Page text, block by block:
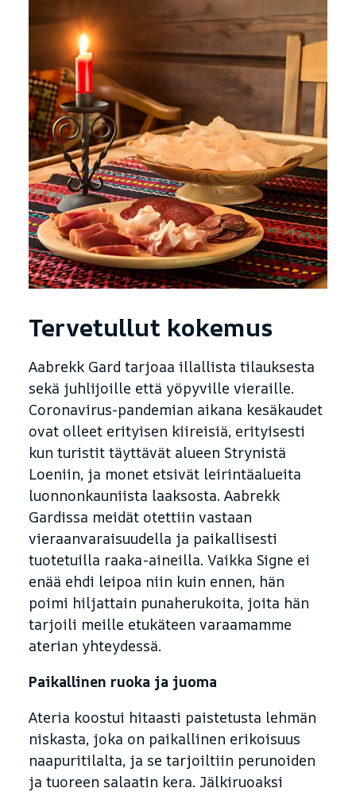
Tervetullut kokemus
Aabrekk Gard tarjoaa illallista tilauksesta
sekä juhlijoille että yöpyville vieraille.
Coronavirus-pandemian aikana kesäkaudet
ovat olleet erityisen kiireisiä, erityisesti
kun turistit täyttävät alueen Strynistä
Loeniin, ja monet etsivät leirintäalueita
luonnonkauniista laaksosta. Aabrekk
Gardissa meidät otettiin vastaan
vieraanvaraisuudella ja paikallisesti
tuotetuilla raaka-aineilla. Vaikka Signe ei
enää ehdi leipoa niin kuin ennen, hän
poimi hiljattain punaherukoita, joita hän
tarjoili meille etukäteen varaamamme
aterian yhteydessä.
Paikallinen ruoka ja juoma
Ateria koostui hitaasti paistetusta lehmän
niskasta, joka on paikallinen erikoisuus
naapuritilalta, ja se tarjoiltiin perunoiden
ja tuoreen salaatin kera. Jälkiruoaksi